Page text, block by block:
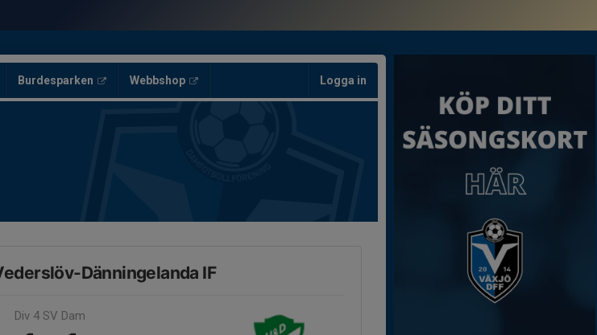
Burdesparken Webbshop Logga in
Dänningelanda IF
Div 4 SV Dam